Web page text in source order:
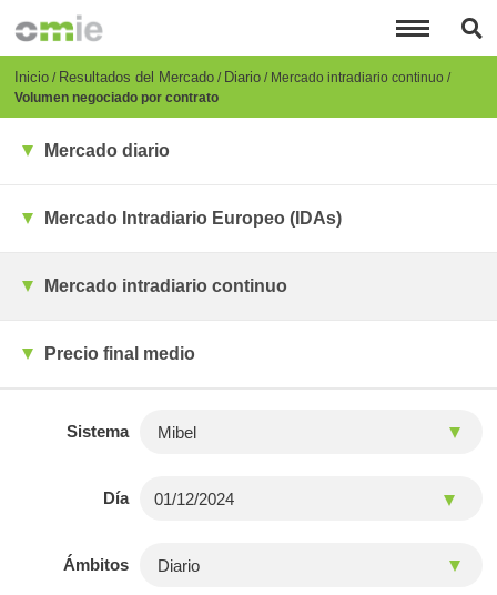
principal
Breadcrumb
Inicio Resultados del Mercado Diario Mercado intradiario continuo
Volumen negociado por contrato
Mercado diario
Mercado Intradiario Europeo (IDAs)
Mercado intradiario continuo
Precio final medio
Sistema
Día
Ámbitos